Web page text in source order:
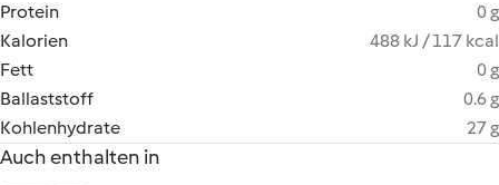
Protein
0 g
Kalorien
488 kJ / 117 kcal
Fett
0 g
Ballaststoff
0.6 g
Kohlenhydrate
27 g
Auch enthalten in